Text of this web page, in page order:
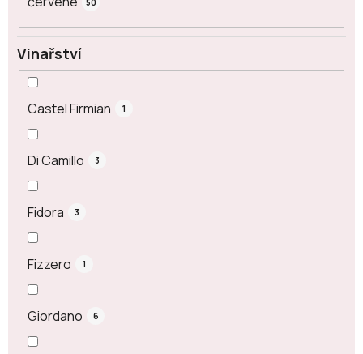
50
Vinařství
Castel Firmian 1
Di Camillo 3
Fidora 3
Fizzero 1
Giordano 6